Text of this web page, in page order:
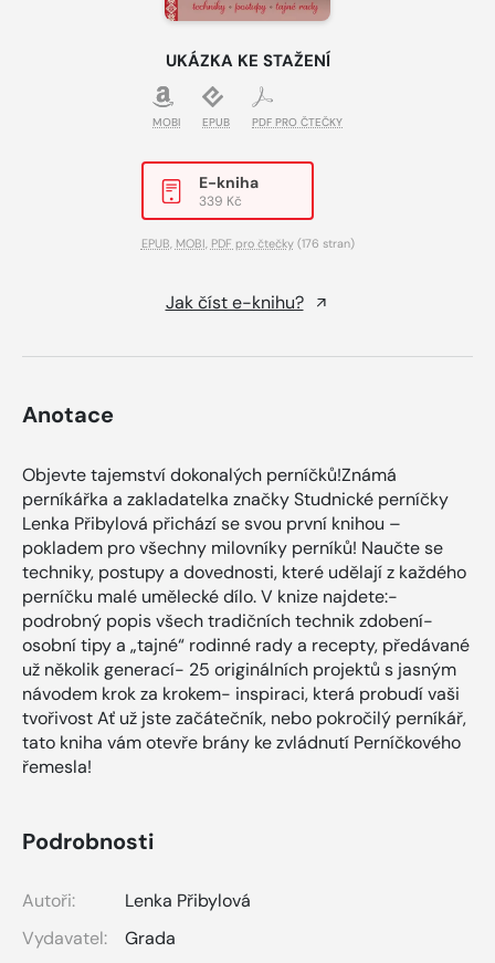
UKÁZKA KE STAŽENÍ
MOBI EPUB PDF PRO ČTEČKY
E-kniha
339 Kč
EPUB, MOBI, PDF pro čtečky(176 stran)
Jak číst e-knihu?
Anotace
Objevte tajemství dokonalých perníčků!Známá
perníkářka a zakladatelka značky Studnické perníčky
Lenka Přibylová přichází se svou první knihou –
pokladem pro všechny milovníky perníků! Naučte se
techniky, postupy a dovednosti, které udělají z každého
perníčku malé umělecké dílo. V knize najdete:-
podrobný popis všech tradičních technik zdobení-
osobní tipy a „tajné“ rodinné rady a recepty, předávané
už několik generací- 25 originálních projektů s jasným
návodem krok za krokem- inspiraci, která probudí vaši
tvořivost Ať už jste začátečník, nebo pokročilý perníkář,
tato kniha vám otevře brány ke zvládnutí Perníčkového
řemesla!
Podrobnosti
Autoři:
Lenka Přibylová
Vydavatel:
Grada